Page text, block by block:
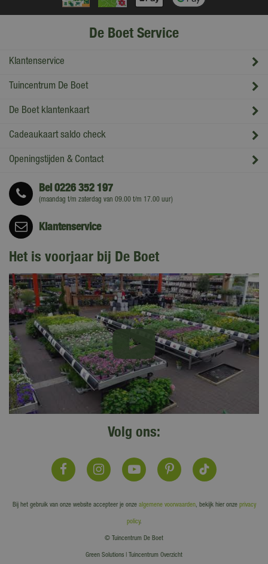
De Boet Service
Klantenservice
Tuincentrum De Boet
De Boet klantenkaart
Cadeaukaart saldo check
Openingstijden & Contact
Bel0226 352 197
(maandag t/m zaterdag van 09.00 t/m 17.00 uur)
Klantenservice
Het is voorjaar bij De Boet
Volg ons:
Bij het gebruik van onze website accepteer je onze algemene voorwaarden, bekijk hier onze privacy
policy.
© Tuincentrum De Boet
Green Solutions Tuincentrum Overzicht